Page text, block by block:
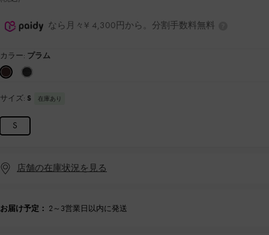
なら月々¥ 4,300円から。分割手数料無料
カラー: プラム
サイズ: S 在庫あり
S
店舗の在庫状況を見る
お届け予定： 2～3営業日以内に発送